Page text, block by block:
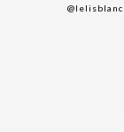
Black Friday
@lelisblanc